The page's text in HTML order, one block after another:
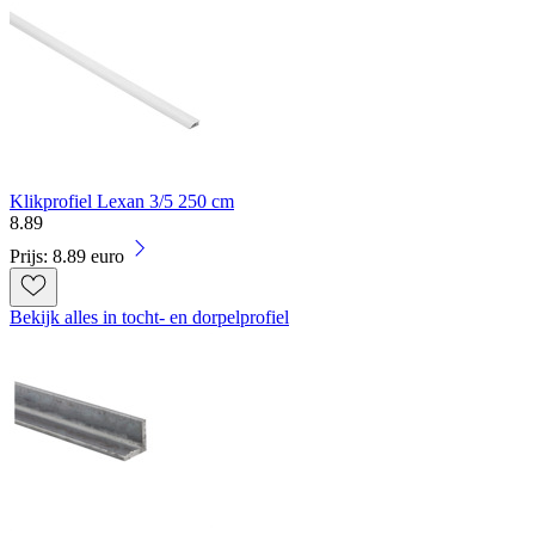
Klikprofiel Lexan 3/5 250 cm
8.89
Prijs: 8.89 euro
Bekijk alles in tocht- en dorpelprofiel